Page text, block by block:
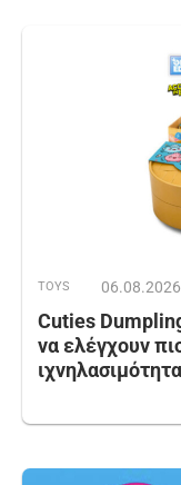
TOYS 06.08.2026
Cuties
να ελέγχουν
ιχνηλασιμότητα